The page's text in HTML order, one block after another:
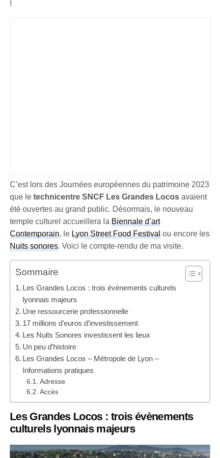
!
C’est lors des Journées européennes du patrimoine 2023
que letechnicentre SNCF Les Grandes Locosavaient
été ouvertes au grand public. Désormais, le nouveau
temple culturel accueillera laBiennale d’art
Contemporain, leLyon Street Food Festival ou encore les
Nuits sonores. Voici le compte-rendu de ma visite.
Sommaire
Les Grandes Locos : trois évènements culturels
lyonnais majeurs
Une ressourcerie professionnelle
17 millions d’euros d’investissement
Les Nuits Sonores investissent les lieux
Un peu d’histoire
Les Grandes Locos – Métropole de Lyon –
Informations pratiques
Adresse
Accès
Les Grandes Locos : trois évènements
culturels lyonnais majeurs